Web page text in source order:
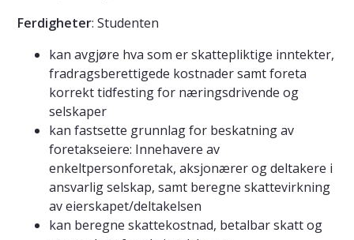
Ferdigheter: Studenten
kan avgjøre hva som er skattepliktige inntekter,
fradragsberettigede kostnader samt foreta
korrekt tidfesting for næringsdrivende og
selskaper
kan fastsette grunnlag for beskatning av
foretakseiere: Innehavere av
enkeltpersonforetak, aksjonærer og deltakere i
ansvarlig selskap, samt beregne skattevirkning
av eierskapet/deltakelsen
kan beregne skattekostnad, betalbar skatt og